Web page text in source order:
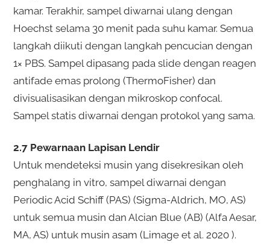
kamar. Terakhir, sampel diwarnai ulang dengan
Hoechst selama 30 menit pada suhu kamar. Semua
langkah diikuti dengan langkah pencucian dengan
1× PBS. Sampel dipasang pada slide dengan reagen
antifade emas prolong (ThermoFisher) dan
divisualisasikan dengan mikroskop confocal.
Sampel statis diwarnai dengan protokol yang sama.
2.7 Pewarnaan Lapisan Lendir
Untuk mendeteksi musin yang disekresikan oleh
penghalang in vitro, sampel diwarnai dengan
Periodic Acid Schiff (PAS) (Sigma-Aldrich, MO, AS)
untuk semua musin dan Alcian Blue (AB) (Alfa Aesar,
MA, AS) untuk musin asam (Limage et al. 2020 ).